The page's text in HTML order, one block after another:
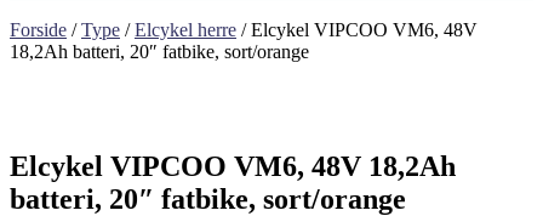
Forside /Type /Elcykel herre / Elcykel VIPCOO VM6, 48V
18,2Ah batteri, 20″ fatbike, sort/orange
Elcykel VIPCOO VM6, 48V 18,2Ah
batteri, 20″ fatbike, sort/orange